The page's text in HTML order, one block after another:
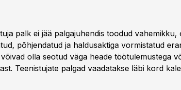
palk ei jää palgajuhendis toodud vahemikku,
põhjendatud ja haldusaktiga vormistatud
olla seotud väga heade töötulemustega
Teenistujate palgad vaadatakse läbi kord